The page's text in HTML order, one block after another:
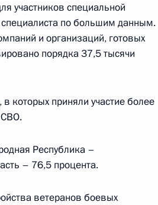
участников специальной
по большим данным.
и организаций, готовых
порядка 37,5 тысячи
которых приняли участие более
СВО.
Республика –
– 76,5 процента.
ветеранов боевых